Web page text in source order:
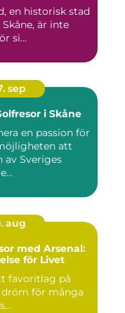
en historisk stad
är inte
si...
sep
i Skåne
en passion för
att
av Sveriges
aug
med Arsenal:
för Livet
favoritlag på
dröm för många